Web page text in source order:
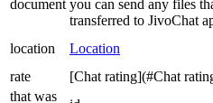
document you can send any files
transferred to JivoChat
location Location
rate
[Chat rating](#Chat
that was